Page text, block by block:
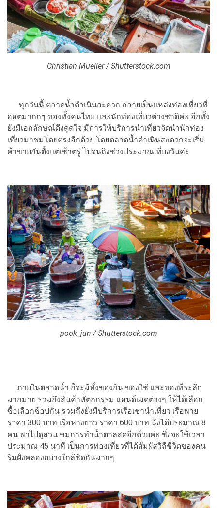
Christian Mueller / Shutterstock.com
ทุกวันนี้ ตลาดน้ำดำเนินสะดวก กลายเป็นแหล่งท่องเที่ยวที่
ฮอตมากกๆ ของทั้งคนไทย และนักท่องเที่ยวต่างชาติค่ะ อีกทั้ง
ยังมีเอกลักษณ์ดึงดูดใจ มีการให้บริการนำเที่ยวจัดนำนักท่อง
เที่ยวมาชมโดยตรงอีกด้วย โดยตลาดน้ำดำเนินสะดวกจะเริ่ม
ค้าขายกันตั้งแต่เช้าตรู่ ไปจนถึงช่วงประมาณเที่ยงวันค่ะ
pook_jun / Shutterstock.com
ภายในตลาดน้ำ ก็จะมีทั้งของกิน ของใช้ และของที่ระลึก
มากมาย รวมถึงสินค้าหัตถกรรม แฮนด์เมดต่างๆ ให้ได้เลือก
ซื้อเลือกช้อปกัน รวมถึงยังมีบริการเรือเช่านำเที่ยว เรือพาย
ราคา 300 บาท เรือหางยาว ราคา 600 บาท นั่งได้ประมาณ 8
คน พาไปดูสวน ชมการทำน้ำตาลสดอีกด้วยค่ะ ซึ่งจะใช้เวลา
ประมาณ 45 นาที เป็นการท่องเที่ยวที่ได้สัมผัสวิถีชีวิตของคน
ริมฝั่งคลองอย่างใกล้ชิดกันมากๆ